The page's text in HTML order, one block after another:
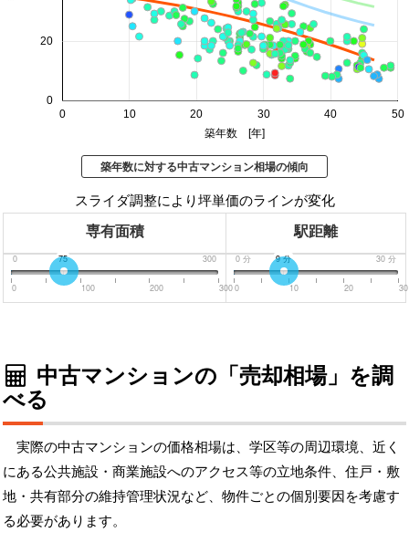
0 10 20 30 40 50
0
20
築年数 [年]
築年数に対する中古マンション相場の傾向
スライダ調整により坪単価のラインが変化
専有面積 駅距離
0 300
75
0 100 200 300
0 分 30 分
9分
0 10 20 30
中古マンションの「売却相場」を調
べる
実際の中古マンションの価格相場は、学区等の周辺環境、近く
にある公共施設・商業施設へのアクセス等の立地条件、住戸・敷
地・共有部分の維持管理状況など、物件ごとの個別要因を考慮す
る必要があります。